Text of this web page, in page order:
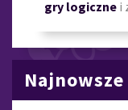
gry logiczne i